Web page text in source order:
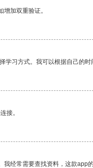
加双重验证。
习方式。我可以根据自己的时
接。
经常需要查找资料，这款app